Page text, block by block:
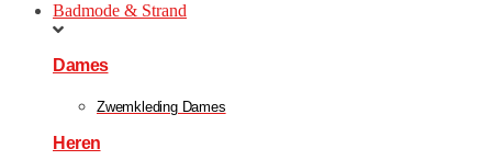
Badmode & Strand
Dames
Zwemkleding Dames
Heren